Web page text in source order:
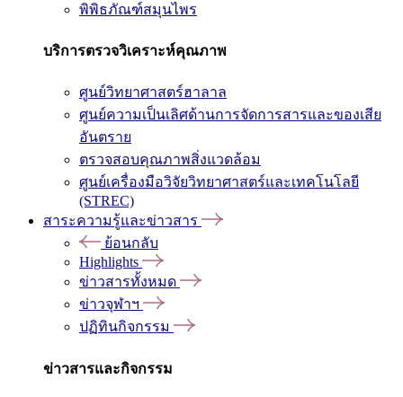
พิพิธภัณฑ์สมุนไพร
บริการตรวจวิเคราะห์คุณภาพ
ศูนย์วิทยาศาสตร์ฮาลาล
ศูนย์ความเป็นเลิศด้านการจัดการสารและของเสีย
อันตราย
ตรวจสอบคุณภาพสิ่งแวดล้อม
ศูนย์เครื่องมือวิจัยวิทยาศาสตร์และเทคโนโลยี
(STREC)
สาระความรู้และข่าวสาร
ย้อนกลับ
Highlights
ข่าวสารทั้งหมด
ข่าวจุฬาฯ
ปฏิทินกิจกรรม
ข่าวสารและกิจกรรม